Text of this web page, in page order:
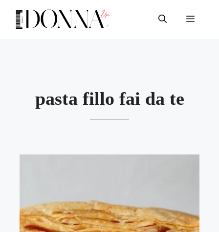
contenuto
Menu
pasta fillo fai da te